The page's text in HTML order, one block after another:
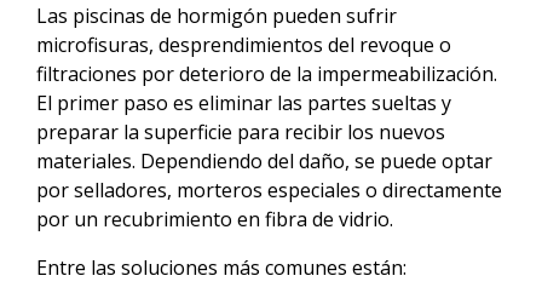
Las piscinas de hormigón pueden sufrir
microfisuras, desprendimientos del revoque o
filtraciones por deterioro de la impermeabilización.
El primer paso es eliminar las partes sueltas y
preparar la superficie para recibir los nuevos
materiales. Dependiendo del daño, se puede optar
por selladores, morteros especiales o directamente
por un recubrimiento en fibra de vidrio.
Entre las soluciones más comunes están: